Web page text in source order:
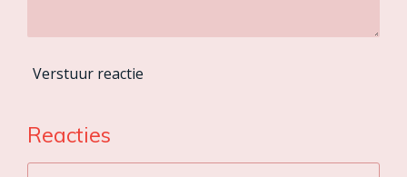
Verstuur reactie
Reacties